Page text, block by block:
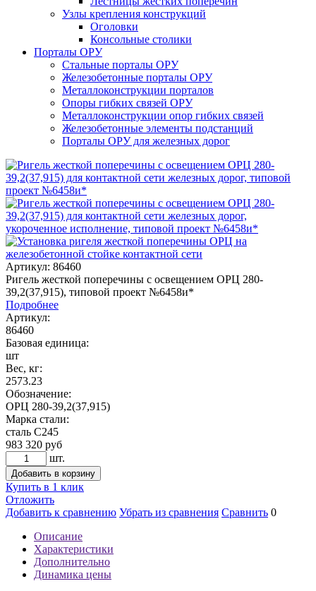
Узлы крепления конструкций
Оголовки
Консольные столики
Порталы ОРУ
Стальные порталы ОРУ
Железобетонные порталы ОРУ
Металлоконструкции порталов
Опоры гибких связей ОРУ
Металлоконструкции опор гибких связей
Железобетонные элементы подстанций
Порталы ОРУ для железных дорог
Артикул: 86460
Ригель жесткой поперечины с освещением ОРЦ 280-
39,2(37,915), типовой проект №6458и*
Подробнее
Артикул:
86460
Базовая единица:
шт
Вес, кг:
2573.23
Обозначение:
ОРЦ 280-39,2(37,915)
Марка стали:
сталь С245
983 320 руб
шт.
Добавить в корзину
Купить в 1 клик
Отложить
Добавить к сравнению Убрать из сравнения Сравнить 0
Описание
Характеристики
Дополнительно
Динамика цены